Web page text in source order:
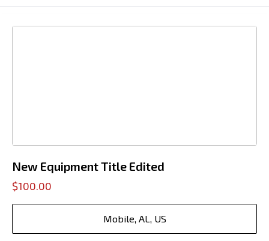
New Equipment Title Edited
$100.00
Mobile, AL, US